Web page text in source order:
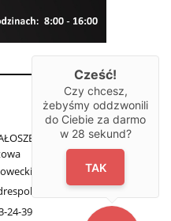
Spółka
11
łódzkie
24-39
Cześć!
Czy chcesz,
żebyśmy oddzwonili
do Ciebie za darmo
w 28 sekund?
TAK